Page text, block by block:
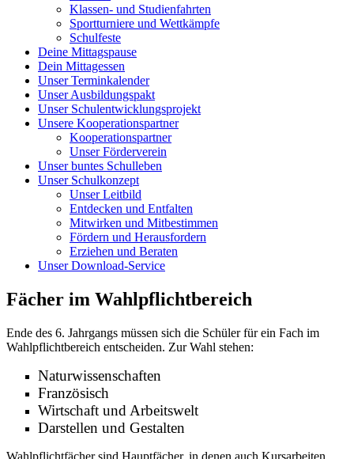
Klassen- und Studienfahrten
Sportturniere und Wettkämpfe
Schulfeste
Deine Mittagspause
Dein Mittagessen
Unser Terminkalender
Unser Ausbildungspakt
Unser Schulentwicklungsprojekt
Unsere Kooperationspartner
Kooperationspartner
Unser Förderverein
Unser buntes Schulleben
Unser Schulkonzept
Unser Leitbild
Entdecken und Entfalten
Mitwirken und Mitbestimmen
Fördern und Herausfordern
Erziehen und Beraten
Unser Download-Service
Fächer im Wahlpflichtbereich
Ende des 6. Jahrgangs müssen sich die Schüler für ein Fach im
Wahlpflichtbereich entscheiden. Zur Wahl stehen:
Naturwissenschaften
Französisch
Wirtschaft und Arbeitswelt
Darstellen und Gestalten